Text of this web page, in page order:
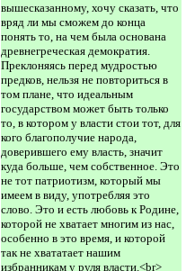
вышесказанному, хочу сказать, что
вряд ли мы сможем до конца
понять то, на чем была основана
древнегреческая демократия.
Преклоняясь перед мудростью
предков, нельзя не повториться в
том плане, что идеальным
государством может быть только
то, в котором у власти стои тот, для
кого благополучие народа,
доверившего ему власть, значит
куда больше, чем собственное. Это
не тот патриотизм, который мы
имеем в виду, употребляя это
слово. Это и есть любовь к Родине,
которой не хватает многим из нас,
особенно в это время, и которой
так не хвататает нашим
избранникам у руля власти.<br>